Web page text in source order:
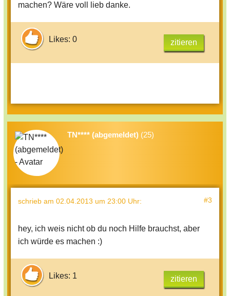
machen? Wäre voll lieb danke.
Likes: 0 zitieren
TN**** (abgemeldet) (25)
schrieb am 02.04.2013 um 23:00 Uhr: #3
hey, ich weis nicht ob du noch Hilfe brauchst, aber
ich würde es machen :)
Likes: 1 zitieren